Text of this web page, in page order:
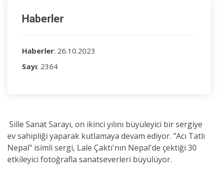
Haberler
Haberler: 26.10.2023
Sayı: 2364
Sille Sanat Sarayı, on ikinci yılını büyüleyici bir sergiye
ev sahipliği yaparak kutlamaya devam ediyor. "Acı Tatlı
Nepal" isimli sergi, Lale Çaktı'nın Nepal'de çektiği 30
etkileyici fotoğrafla sanatseverleri büyülüyor.